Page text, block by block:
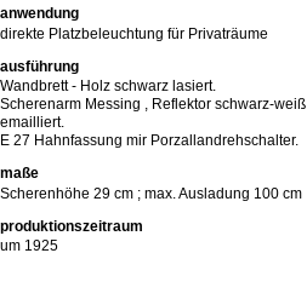
anwendung
direkte Platzbeleuchtung für Privaträume
ausführung
Wandbrett - Holz schwarz lasiert.
Scherenarm Messing , Reflektor schwarz-weiß
emailliert.
E 27 Hahnfassung mir Porzallandrehschalter.
maße
Scherenhöhe 29 cm ; max. Ausladung 100 cm
produktionszeitraum
um 1925